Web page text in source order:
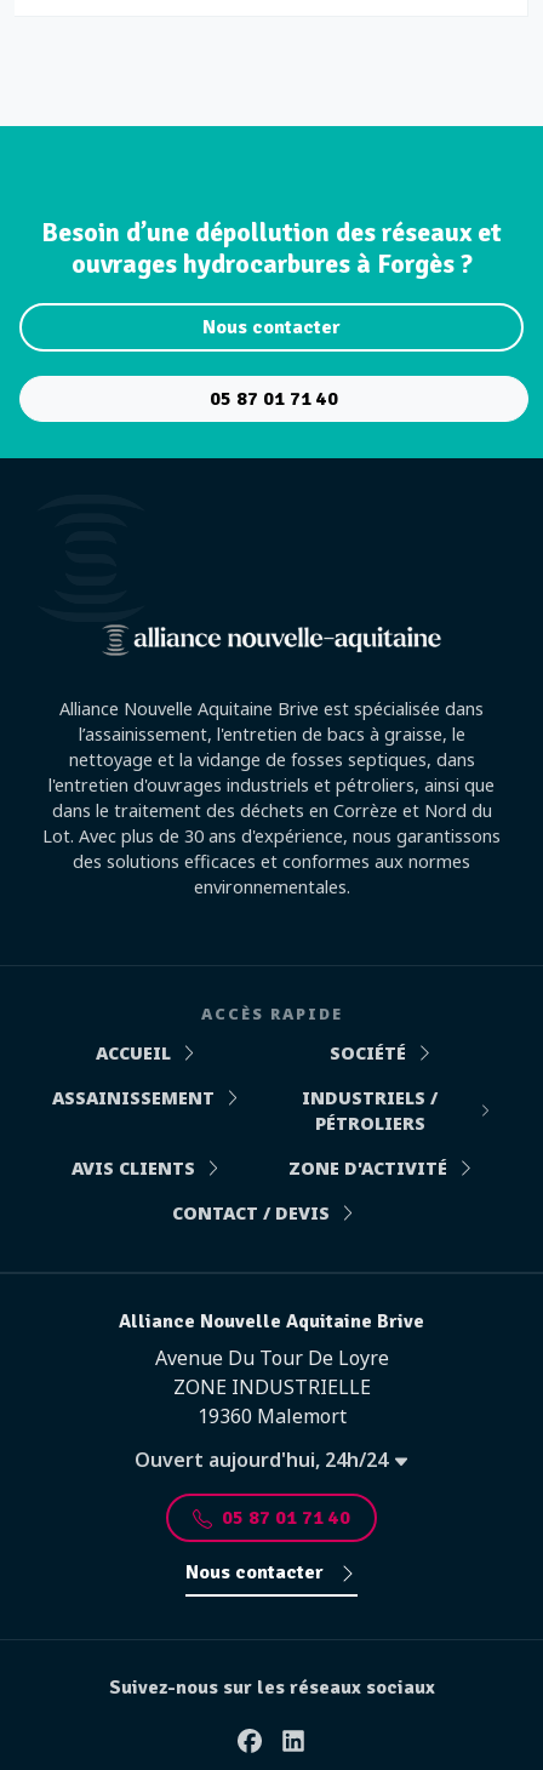
Besoin d’une dépollution des réseaux et
ouvrages hydrocarbures à Forgès ?
Nous contacter
05 87 01 71 40
Alliance Nouvelle Aquitaine Brive est spécialisée dans
l’assainissement, l'entretien de bacs à graisse, le
nettoyage et la vidange de fosses septiques, dans
l'entretien d'ouvrages industriels et pétroliers, ainsi que
dans le traitement des déchets en Corrèze et Nord du
Lot. Avec plus de 30 ans d'expérience, nous garantissons
des solutions efficaces et conformes aux normes
environnementales.
ACCÈS RAPIDE
ACCUEIL
SOCIÉTÉ
ASSAINISSEMENT
INDUSTRIELS /
PÉTROLIERS
AVIS CLIENTS
ZONE D'ACTIVITÉ
CONTACT / DEVIS
Alliance Nouvelle Aquitaine Brive
Avenue Du Tour De Loyre
ZONE INDUSTRIELLE
19360 Malemort
Ouvert aujourd'hui, 24h/24
05 87 01 71 40
Nous contacter
Suivez-nous sur les réseaux sociaux
FacebookLinkedin